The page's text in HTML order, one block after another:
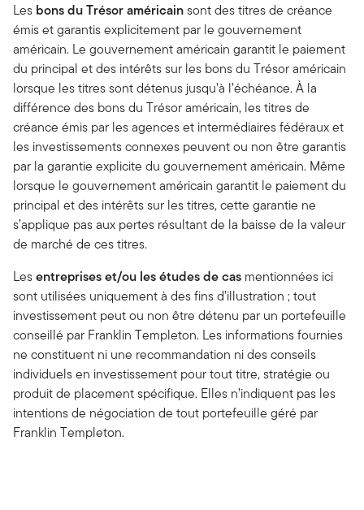
Les bons du Trésor américainsont des titres de créance
émis et garantis explicitement par le gouvernement
américain. Le gouvernement américain garantit le paiement
du principal et des intérêts sur les bons du Trésor américain
lorsque les titres sont détenus jusqu’à l’échéance. À la
différence des bons du Trésor américain, les titres de
créance émis par les agences et intermédiaires fédéraux et
les investissements connexes peuvent ou non être garantis
par la garantie explicite du gouvernement américain. Même
lorsque le gouvernement américain garantit le paiement du
principal et des intérêts sur les titres, cette garantie ne
s’applique pas aux pertes résultant de la baisse de la valeur
de marché de ces titres.
Lesentreprises et/ou les études de cas mentionnées ici
sont utilisées uniquement à des fins d’illustration ; tout
investissement peut ou non être détenu par un portefeuille
conseillé par Franklin Templeton. Les informations fournies
ne constituent ni une recommandation ni des conseils
individuels en investissement pour tout titre, stratégie ou
produit de placement spécifique. Elles n’indiquent pas les
intentions de négociation de tout portefeuille géré par
Franklin Templeton.